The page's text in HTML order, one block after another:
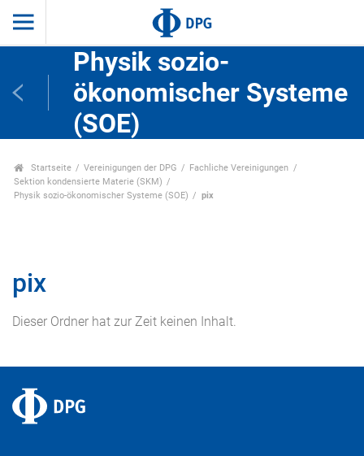
Physik sozio-
ökonomischer Systeme
(SOE)
Startseite Vereinigungen der DPG
Fachliche Vereinigungen
Sektion kondensierte Materie (SKM)
Physik sozio-ökonomischer Systeme (SOE)
pix
pix
Dieser Ordner hat zur Zeit keinen Inhalt.